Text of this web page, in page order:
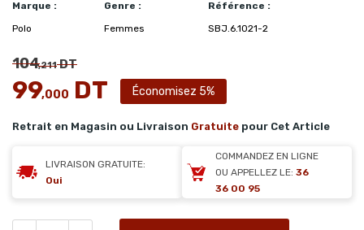
Marque :
Polo
Genre :
Femmes
Référence :
SBJ.6.1021-2
104,211DT
99,000 DT Économisez 5%
Retrait en Magasin ou Livraison Gratuite pour Cet Article
LIVRAISON GRATUITE:
Oui
COMMANDEZ EN LIGNE
OU APPELLEZ LE: 36
36 00 95